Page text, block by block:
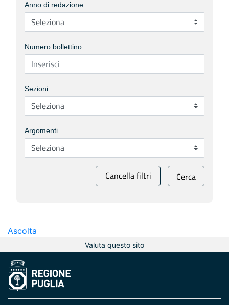
Anno di redazione
Numero bollettino
Sezioni
Argomenti
Cancella filtri Cerca
Ascolta
Valuta questo sito